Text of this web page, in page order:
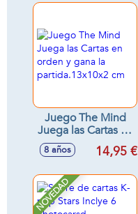
Juego The Mind
Juega las Cartas en
orden y gana la
partida.13x10x2
8 años 14,95 €
NOVEDAD